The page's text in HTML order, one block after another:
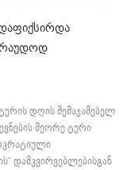
დღის შემაჯამებელ
მეორე ტური
დამკვირვებლებისგან